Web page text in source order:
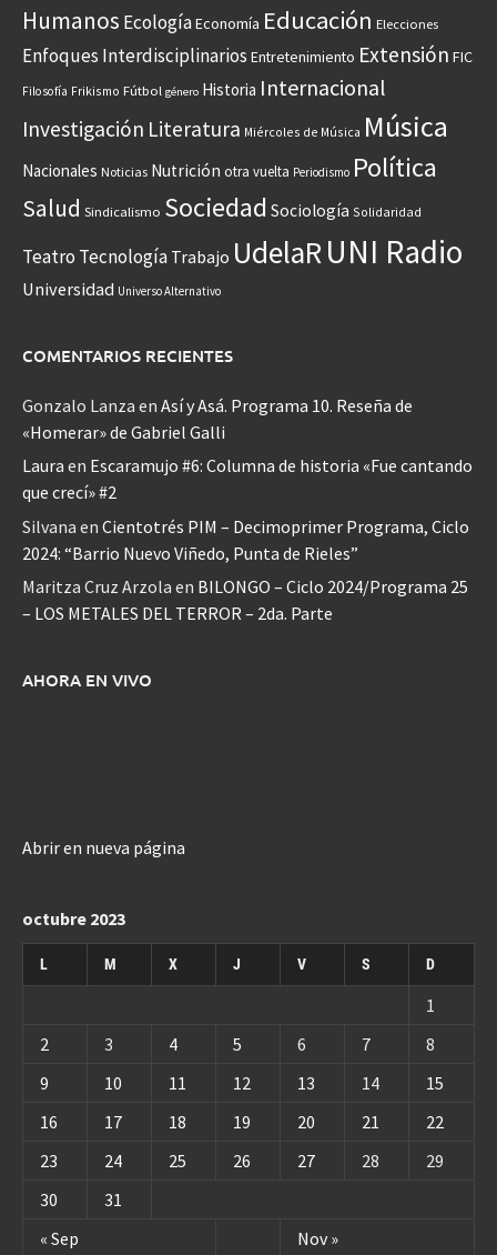
Humanos EcologíaEconomía Educación Elecciones
Enfoques Interdisciplinarios Entretenimiento Extensión FIC
Filosofía Frikismo Fútbol género Historia Internacional
Investigación Literatura Miércoles de Música Música
Nacionales Noticias Nutrición otra vuelta Periodismo Política
Salud Sindicalismo Sociedad Sociología Solidaridad
Teatro Tecnología Trabajo UdelaR UNI Radio
Universidad Universo Alternativo
COMENTARIOS RECIENTES
Gonzalo Lanza en Así y Asá. Programa 10. Reseña de
«Homerar» de Gabriel Galli
Laura en Escaramujo #6: Columna de historia «Fue cantando
que crecí» #2
Silvana en Cientotrés PIM – Decimoprimer Programa, Ciclo
2024: “Barrio Nuevo Viñedo, Punta de Rieles”
Maritza Cruz Arzola en BILONGO – Ciclo 2024/Programa 25
– LOS METALES DEL TERROR – 2da. Parte
AHORA EN VIVO
Abrir en nueva página
octubre 2023
L M X J V S D
« Sep Nov »
1
2
3 4 5 6 7
8
9
10 11 12 13 14
15
16
17 18 19 20 21
22
23
24 25 26 27 28
29
30
31